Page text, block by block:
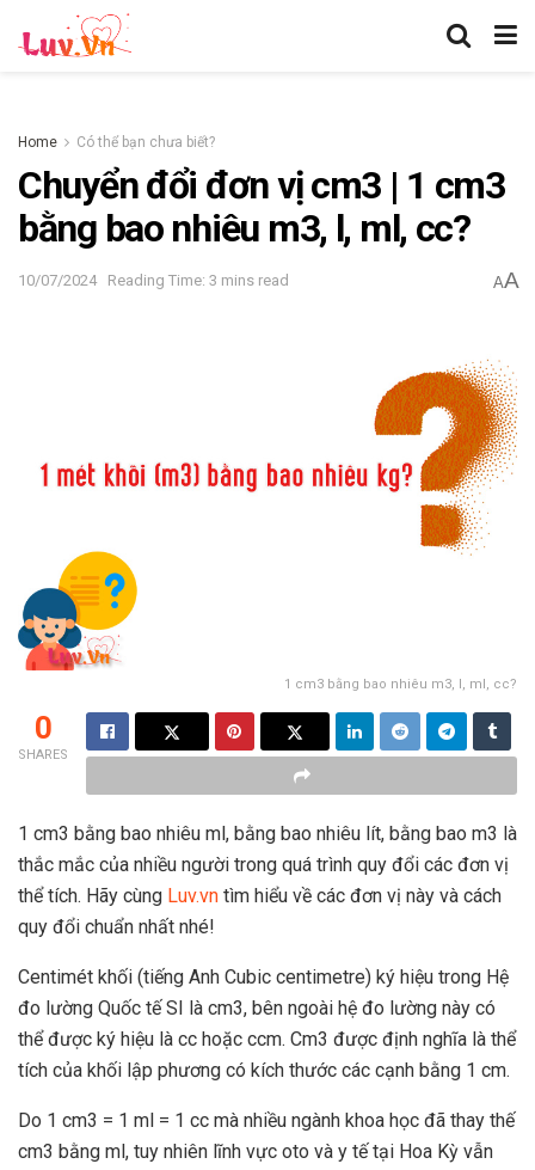
Home Có thể bạn chưa biết?
Chuyển đổi đơn vị cm3 | 1 cm3
bằng bao nhiêu m3, l, ml, cc?
10/07/2024 Reading Time: 3 mins read AA
1 cm3 bằng bao nhiêu m3, l, ml, cc?
0
SHARES
1 cm3 bằng bao nhiêu ml, bằng bao nhiêu lít, bằng bao m3 là
thắc mắc của nhiều người trong quá trình quy đổi các đơn vị
thể tích. Hãy cùng Luv.vn tìm hiểu về các đơn vị này và cách
quy đổi chuẩn nhất nhé!
Centimét khối (tiếng Anh Cubic centimetre) ký hiệu trong Hệ
đo lường Quốc tế SI là cm3, bên ngoài hệ đo lường này có
thể được ký hiệu là cc hoặc ccm. Cm3 được định nghĩa là thể
tích của khối lập phương có kích thước các cạnh bằng 1 cm.
Do 1 cm3 = 1 ml = 1 cc mà nhiều ngành khoa học đã thay thế
cm3 bằng ml, tuy nhiên lĩnh vực oto và y tế tại Hoa Kỳ vẫn